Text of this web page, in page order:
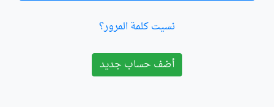
نسيت كلمة المرور؟
أضف حساب جديد